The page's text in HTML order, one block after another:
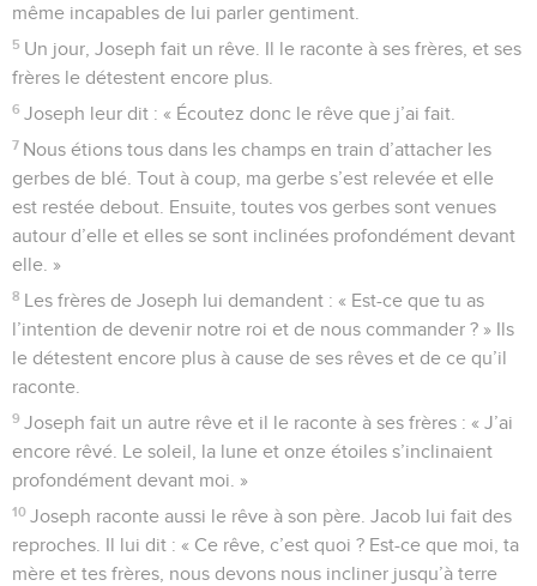
même incapables de lui parler gentiment.
5 Un jour, Joseph fait un rêve. Il le raconte à ses frères, et ses
frères le détestent encore plus.
6 Joseph leur dit : « Écoutez donc le rêve que j’ai fait.
7 Nous étions tous dans les champs en train d’attacher les
gerbes de blé. Tout à coup, ma gerbe s’est relevée et elle
est restée debout. Ensuite, toutes vos gerbes sont venues
autour d’elle et elles se sont inclinées profondément devant
elle. »
8 Les frères de Joseph lui demandent : « Est-ce que tu as
l’intention de devenir notre roi et de nous commander ? » Ils
le détestent encore plus à cause de ses rêves et de ce qu’il
raconte.
9 Joseph fait un autre rêve et il le raconte à ses frères : « J’ai
encore rêvé. Le soleil, la lune et onze étoiles s’inclinaient
profondément devant moi. »
10 Joseph raconte aussi le rêve à son père. Jacob lui fait des
reproches. Il lui dit : « Ce rêve, c’est quoi ? Est-ce que moi, ta
mère et tes frères, nous devons nous incliner jusqu’à terre